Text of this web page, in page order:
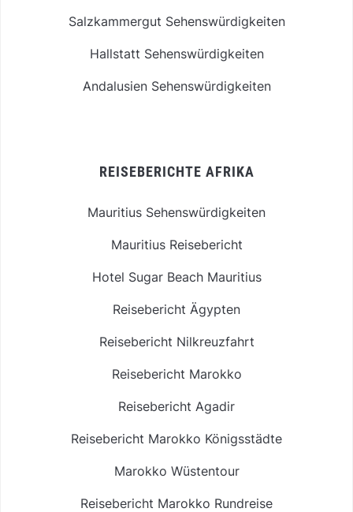
Salzkammergut Sehenswürdigkeiten
Hallstatt Sehenswürdigkeiten
Andalusien Sehenswürdigkeiten
REISEBERICHTE AFRIKA
Mauritius Sehenswürdigkeiten
Mauritius Reisebericht
Hotel Sugar Beach Mauritius
Reisebericht Ägypten
Reisebericht Nilkreuzfahrt
Reisebericht Marokko
Reisebericht Agadir
Reisebericht Marokko Königsstädte
Marokko Wüstentour
Reisebericht Marokko Rundreise